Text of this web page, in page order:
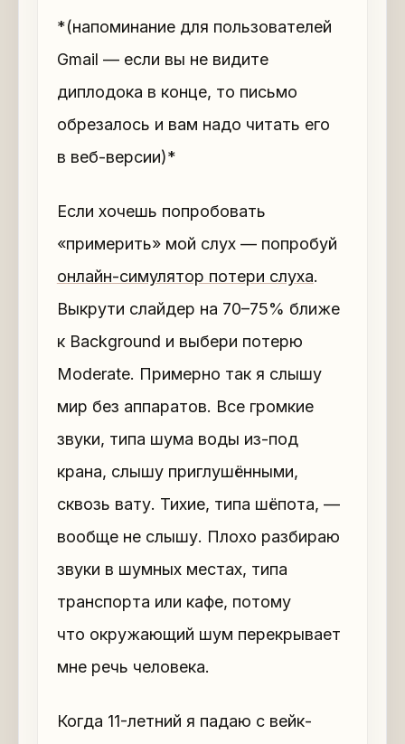
*(напоминание для пользователей
Gmail — если вы не видите
диплодока в конце, то письмо
обрезалось и вам надо читать его
в веб-версии)*
Если хочешь попробовать
«примерить» мой слух — попробуй
онлайн-симулятор потери слуха.
Выкрути слайдер на 70–75% ближе
к Background и выбери потерю
Moderate. Примерно так я слышу
мир без аппаратов. Все громкие
звуки, типа шума воды из-под
крана, слышу приглушёнными,
сквозь вату. Тихие, типа шёпота, —
вообще не слышу. Плохо разбираю
звуки в шумных местах, типа
транспорта или кафе, потому
что окружающий шум перекрывает
мне речь человека.
Когда 11-летний я падаю с вейк-